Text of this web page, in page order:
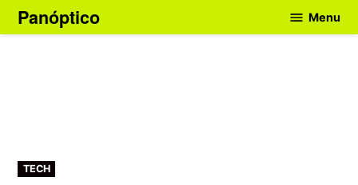
Skip
to
Panóptico Menu
POSTED
IN
TECH